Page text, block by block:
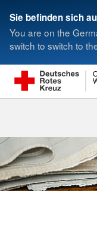
Sie befinden sich
You are on the
switch to switch to